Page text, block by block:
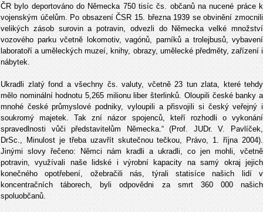
ČR bylo deportováno do Německa 750 tisíc čs. občanů na nucené práce k
vojenským účelům. Po obsazení ČSR 15. března 1939 se obvinění zmocnili
velikých zásob surovin a potravin, odvezli do Německa velké množství
vozového parku včetně lokomotiv, vagónů, parníků a trolejbusů, vybavení
laboratoří a uměleckých muzeí, knihy, obrazy, umělecké předměty, zařízení i
nábytek.
Ukradli zlatý fond a všechny čs. valuty, včetně 23 tun zlata, které tehdy
mělo nominální hodnotu 5,265 milionu liber šterlinků. Oloupili české banky a
mnohé české průmyslové podniky, vyloupili a přisvojili si český veřejný i
soukromý majetek. Tak zní názor spojenců, kteří rozhodli o vykonání
spravedlnosti vůči představitelům Německa.“ (Prof. JUDr. V. Pavlíček,
DrSc., Minulost je třeba uzavřít skutečnou tečkou, Právo, 1. října 2004).
Jinými slovy řečeno: Němci nám kradli a ukradli, co jen mohli, včetně
potravin, využívali naše lidské i výrobní kapacity na samý okraj jejich
konečného opotřebení, ožebračili nás, týrali statisíce našich lidí v
koncentračních táborech, byli odpovědni za smrt 360 000 našich
spoluobčanů.